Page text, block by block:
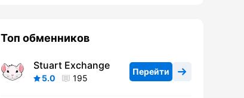
Топ обменников
Stuart Exchange
5.0 195
Перейти